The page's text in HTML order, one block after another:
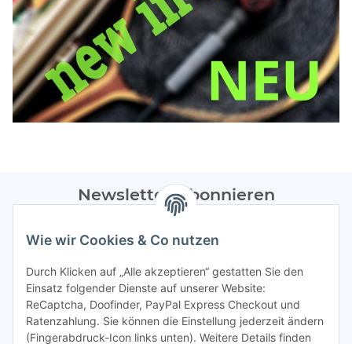
Newsletter Abonnieren
Bitte sendet mir entsprechend eurer
regelmäßig Infos zu euren Aktionen per E-Mail zu.
Abonnieren
Spamschutz aktiv
Wie wir Cookies & Co nutzen
Durch Klicken auf „Alle akzeptieren“ gestatten Sie den
Einsatz folgender Dienste auf unserer Website:
ReCaptcha, Doofinder, PayPal Express Checkout und
Ratenzahlung. Sie können die Einstellung jederzeit ändern
(Fingerabdruck-Icon links unten). Weitere Details finden